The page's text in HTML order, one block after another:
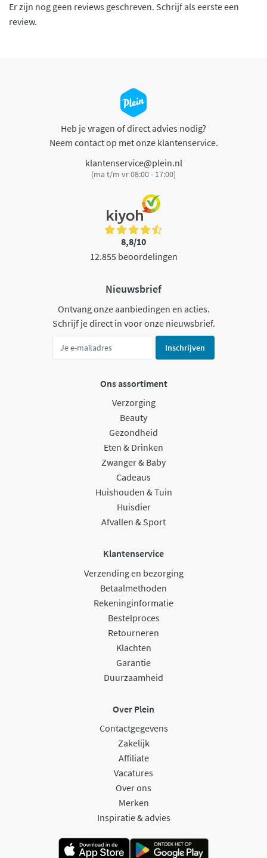
Er zijn nog geen reviews geschreven. Schrijf als eerste een
review.
Heb je vragen of direct advies nodig?
Neem contact op met onze klantenservice.
klantenservice@plein.nl
(ma t/m vr 08:00 - 17:00)
8,8/10
12.855 beoordelingen
Nieuwsbrief
Ontvang onze aanbiedingen en acties.
Schrijf je direct in voor onze nieuwsbrief.
Inschrijven
Ons assortiment
Verzorging
Beauty
Gezondheid
Eten & Drinken
Zwanger & Baby
Cadeaus
Huishouden & Tuin
Huisdier
Afvallen & Sport
Klantenservice
Verzending en bezorging
Betaalmethoden
Rekeninginformatie
Bestelproces
Retourneren
Klachten
Garantie
Duurzaamheid
Over Plein
Contactgegevens
Zakelijk
Affiliate
Vacatures
Over ons
Merken
Inspiratie & advies